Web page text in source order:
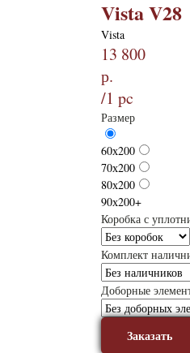
Vista V28
Vista
13 800
р.
/1 pc
Размер
60х200
70х200
80х200
90х200+
Коробка с
Комплект
Доборные
Заказать